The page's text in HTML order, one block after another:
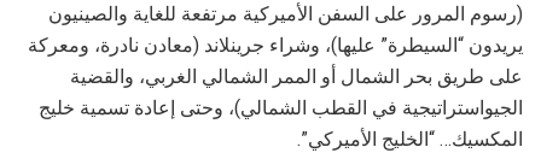
(رسوم المرور على السفن الأميركية مرتفعة للغاية والصينيون
يريدون “السيطرة” عليها)، وشراء جرينلاند (معادن نادرة، ومعركة
على طريق بحر الشمال أو الممر الشمالي الغربي، والقضية
الجيواستراتيجية في القطب الشمالي)، وحتى إعادة تسمية خليج
المكسيك… “الخليج الأميركي”.